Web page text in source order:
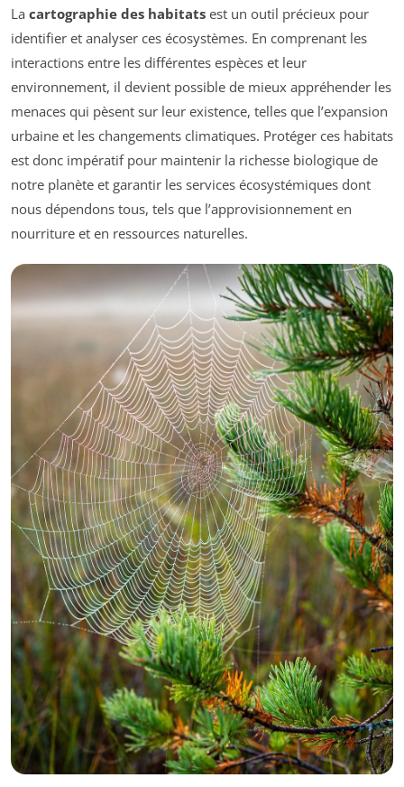
La cartographie des habitats est un outil précieux pour
identifier et analyser ces écosystèmes. En comprenant les
interactions entre les différentes espèces et leur
environnement, il devient possible de mieux appréhender les
menaces qui pèsent sur leur existence, telles que l’expansion
urbaine et les changements climatiques. Protéger ces habitats
est donc impératif pour maintenir la richesse biologique de
notre planète et garantir les services écosystémiques dont
nous dépendons tous, tels que l’approvisionnement en
nourriture et en ressources naturelles.